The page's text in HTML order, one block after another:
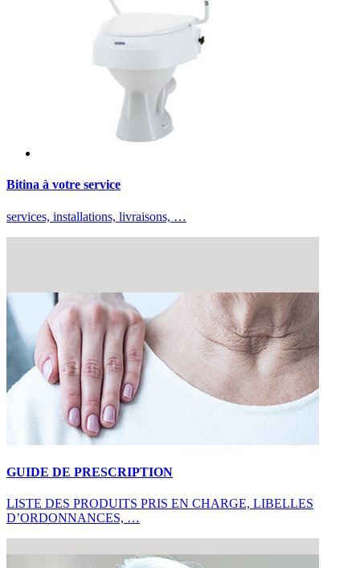
Bitina à votre service
services, installations, livraisons, …
GUIDE DE PRESCRIPTION
LISTE DES PRODUITS PRIS EN CHARGE, LIBELLES
D’ORDONNANCES, …